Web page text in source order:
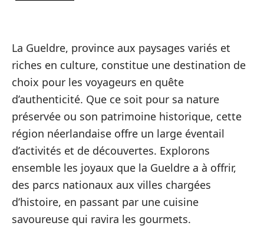
La Gueldre, province aux paysages variés et
riches en culture, constitue une destination de
choix pour les voyageurs en quête
d’authenticité. Que ce soit pour sa nature
préservée ou son patrimoine historique, cette
région néerlandaise offre un large éventail
d’activités et de découvertes. Explorons
ensemble les joyaux que la Gueldre a à offrir,
des parcs nationaux aux villes chargées
d’histoire, en passant par une cuisine
savoureuse qui ravira les gourmets.